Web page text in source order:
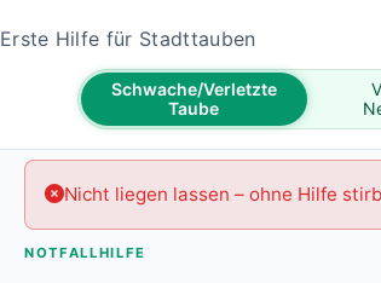
Erste Hilfe für Stadttauben
Schwache/Verletzte
Taube
Nicht liegen lassen – ohne Hilfe
NOTFALLHILFE